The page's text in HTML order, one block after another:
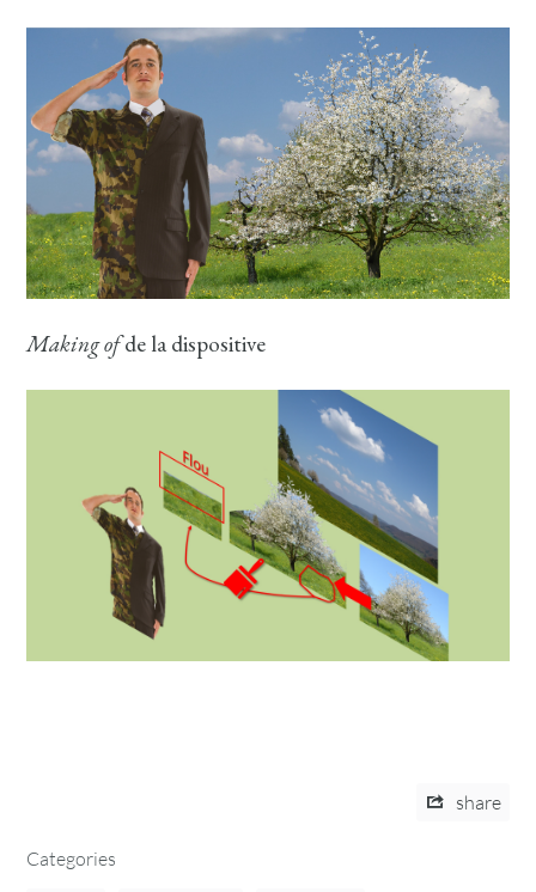
Making ofde la dispositive
share
Categories